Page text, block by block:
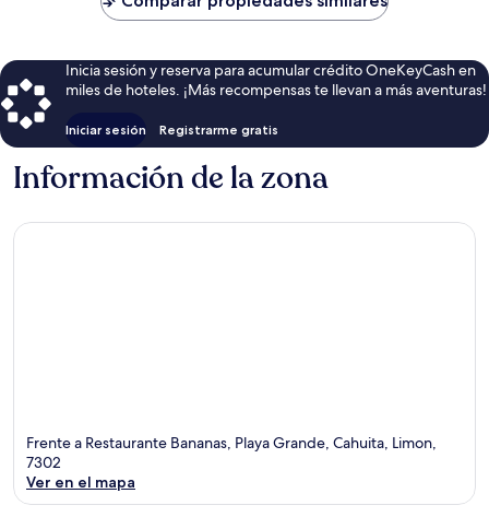
$94
Inicia sesión y reserva para acumular crédito OneKeyCash en
miles de hoteles. ¡Más recompensas te llevan a más aventuras!
Iniciar sesión Registrarme gratis
Información de la zona
Frente a Restaurante Bananas, Playa Grande, Cahuita, Limon,
7302
Ver en el mapa